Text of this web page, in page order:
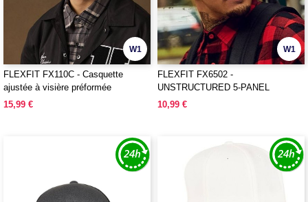
W1
FLEXFIT FX110C - Casquette
ajustée à visière préformée
15,99 €
W1
FLEXFIT FX6502 -
UNSTRUCTURED 5-PANEL
SNAPBACK
10,99 €